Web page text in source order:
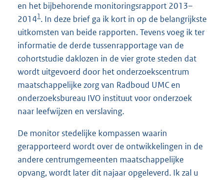
en het bijbehorende monitoringsrapport 2013–
20141. In deze brief ga ik kort in op de belangrijkste
uitkomsten van beide rapporten. Tevens voeg ik ter
informatie de derde tussenrapportage van de
cohortstudie daklozen in de vier grote steden dat
wordt uitgevoerd door het onderzoekscentrum
maatschappelijke zorg van Radboud UMC en
onderzoeksbureau IVO instituut voor onderzoek
naar leefwijzen en verslaving.
De monitor stedelijke kompassen waarin
gerapporteerd wordt over de ontwikkelingen in de
andere centrumgemeenten maatschappelijke
opvang, wordt later dit najaar opgeleverd. Ik zal u